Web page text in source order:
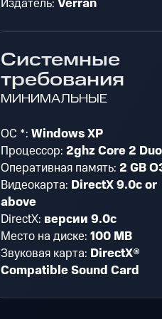
Издатель: Verran
Системные
требования
МИНИМАЛЬНЫЕ
ОС *: Windows XP
Процессор: 2ghz Core 2 Duo
Оперативная память: 2 GB
Видеокарта: DirectX 9.0c or
above
DirectX: версии 9.0c
Место на диске: 100 MB
Звуковая карта: DirectX®
Compatible Sound Card